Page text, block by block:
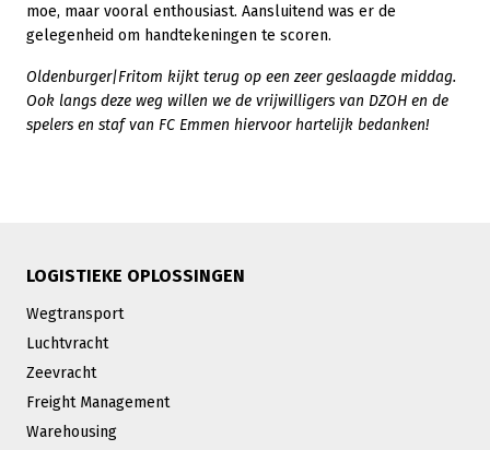
moe, maar vooral enthousiast. Aansluitend was er de
gelegenheid om handtekeningen te scoren.
Oldenburger|Fritom kijkt terug op een zeer geslaagde middag.
Ook langs deze weg willen we de vrijwilligers van DZOH en de
spelers en staf van FC Emmen hiervoor hartelijk bedanken!
LOGISTIEKE OPLOSSINGEN
Wegtransport
Luchtvracht
Zeevracht
Freight Management
Warehousing